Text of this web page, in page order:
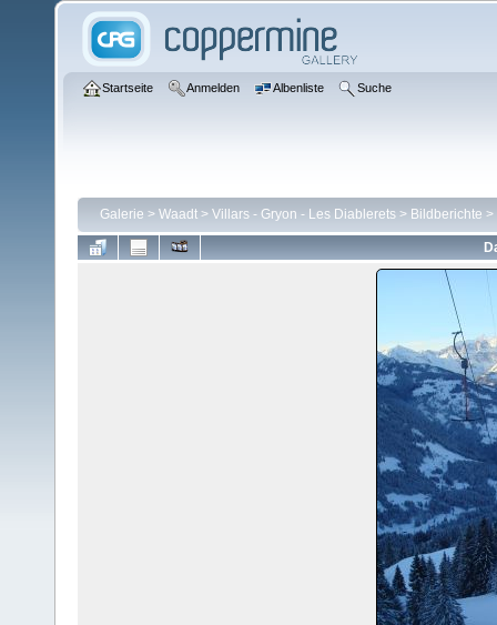
Startseite Anmelden Albenliste Suche
Galerie > Waadt > Villars - Gryon - Les Diablerets > Bildberichte >